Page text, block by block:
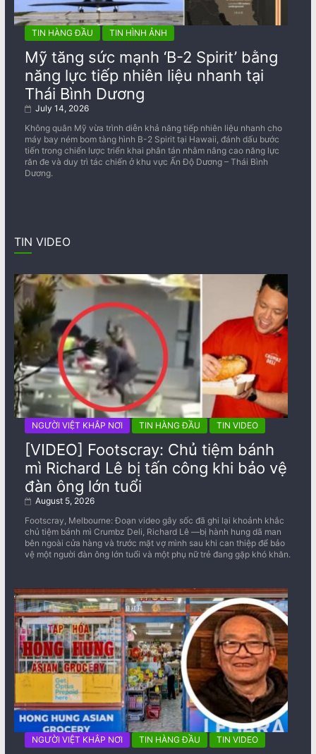
TIN HÀNG ĐẦU TIN HÌNH ẢNH
Mỹ tăng sức mạnh ‘B-2 Spirit’ bằng
năng lực tiếp nhiên liệu nhanh tại
Thái Bình Dương
July 14, 2026
Không quân Mỹ vừa trình diễn khả năng tiếp nhiên liệu nhanh cho
máy bay ném bom tàng hình B-2 Spirit tại Hawaii, đánh dấu bước
tiến trong chiến lược triển khai phân tán nhằm nâng cao năng lực
răn đe và duy trì tác chiến ở khu vực Ấn Độ Dương – Thái Bình
Dương.
TIN VIDEO
NGƯỜI VIỆT KHẮP NƠI TIN HÀNG ĐẦU TIN VIDEO
[VIDEO] Footscray: Chủ tiệm bánh
mì Richard Lê bị tấn công khi bảo vệ
đàn ông lớn tuổi
August 5, 2026
Footscray, Melbourne: Đoạn video gây sốc đã ghi lại khoảnh khắc
chủ tiệm bánh mì Crumbz Deli, Richard Lê —bị hành hung dã man
bên ngoài cửa hàng và trước mặt vợ mình sau khi can thiệp để bảo
vệ một người đàn ông lớn tuổi và một phụ nữ trẻ đang gặp khó khăn.
NGƯỜI VIỆT KHẮP NƠI TIN HÀNG ĐẦU TIN VIDEO